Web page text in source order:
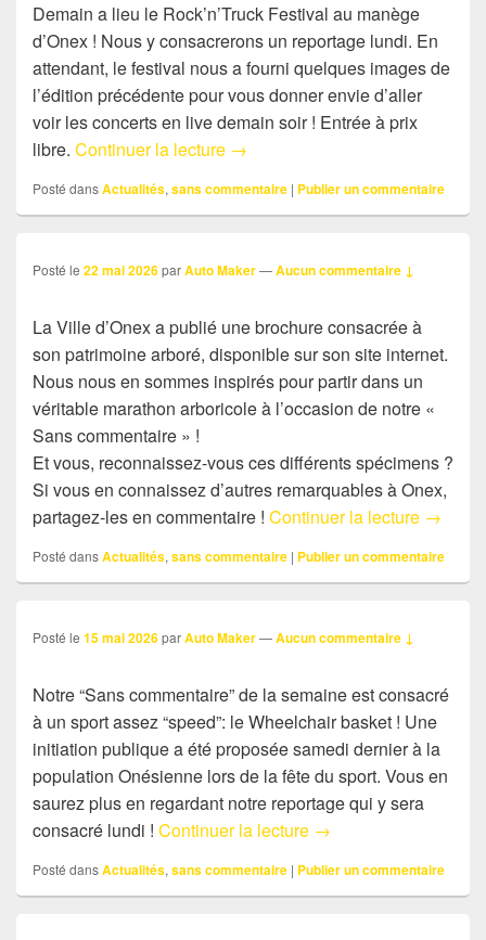
Demain a lieu le Rock’n’Truck Festival au manège
d’Onex ! Nous y consacrerons un reportage lundi. En
attendant, le festival nous a fourni quelques images de
l’édition précédente pour vous donner envie d’aller
voir les concerts en live demain soir ! Entrée à prix
libre. Continuer la lecture Sans commentaire: Rock’n’truck
→
Posté dansActualités, sans commentaire | Publier un commentaire
Posté le 22 mai 2026parAuto Maker—Aucun commentaire ↓
La Ville d’Onex a publié une brochure consacrée à
son patrimoine arboré, disponible sur son site internet.
Nous nous en sommes inspirés pour partir dans un
véritable marathon arboricole à l’occasion de notre «
Sans commentaire » !
Et vous, reconnaissez-vous ces différents spécimens ?
Si vous en connaissez d’autres remarquables à Onex,
partagez-les en commentaire ! Continuer la lecture Sans
→
Posté dansActualités, sans commentaire | Publier un commentaire
Posté le 15 mai 2026parAuto Maker—Aucun commentaire ↓
Notre “Sans commentaire” de la semaine est consacré
à un sport assez “speed”: le Wheelchair basket ! Une
initiation publique a été proposée samedi dernier à la
population Onésienne lors de la fête du sport. Vous en
saurez plus en regardant notre reportage qui y sera
consacré lundi ! Continuer la lecture Sans commentaire:
→
Posté dansActualités, sans commentaire | Publier un commentaire